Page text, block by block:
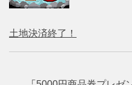
土地決済終了！